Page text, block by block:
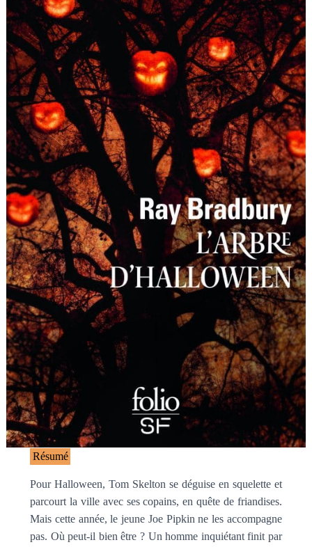
Résumé
Pour Halloween, Tom Skelton se déguise en squelette et
parcourt la ville avec ses copains, en quête de friandises.
Mais cette année, le jeune Joe Pipkin ne les accompagne
pas. Où peut-il bien être ? Un homme inquiétant finit par